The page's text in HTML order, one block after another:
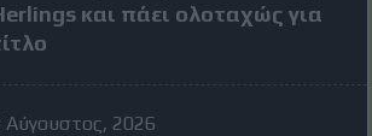
και πάει ολοταχώς για
Αύγουστος, 2026